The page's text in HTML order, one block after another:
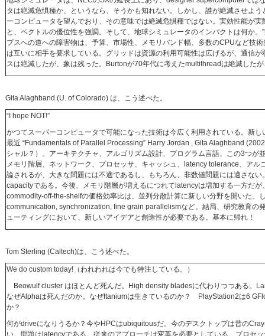
タは絶滅危惧種か、というなら、そうかも知れない。しかし、誰が絶滅させよ
ーコンピュータを望んでおり、その意味では絶滅危惧種ではない。実効性能が
と、ベクトルの優位性を強調。そして、地球シミュレータのインパクトは何か。
プスへの道への障害物は、予算、市場性、メモリバンド幅、多数のCPUなど技
は互いに相手を要求している。グリッドは資源の利用可能性は広げるが、通信
スは絶滅したが、象は残った。Burtonが70年代に考えたmultithreadは絶滅した
Gita Alaghband (U. of Colorado) は、こう述べた。
“I hope NOT!”
かつてスーパーコンピュータで可能になった技術は今広く利用されている。新
最近 “Fundamentals of Parallel Processing” Harry Jordan , Gita Alaghband
シャル？）。アーキテクチャ、アルゴリズム設計、プログラム言語、この3つが
メモリ階層、ネットワーク、プロセッサ、キャッシュ、latency tolerance、アル
論されるが、大きな問題には不適であるし、もちろん、非数値問題には適さな
capacityである。今後、メモリ階層が増えるにつれてlatencyは増加する一方だ
commodity-off-the-shelfの価格効率比は、並列分散計算に新しい分野を開いた。
communication, synchronization, fine grain parallelismなど。結局、研究教育の
ューティングにおいて、新しいアイデアと創造性が必要である。基本に帰れ！
Tom Sterling (Caltech)は、こう述べた。
We do custom today!（われわれは今でも特注している。）
Beowulf cluster はほとんど死んだ。High density bladesに代わりつつある。
なぜAlphaは死んだのか。なぜItaniumは生きているのか？ PlayStation2は6
か？
何がdriveになりうるか？今やHPCはubiquitousだ。今のデスクトップは昔の
い。問題はlatencyである。従来のアプローチは変革を必要としている。プロセ